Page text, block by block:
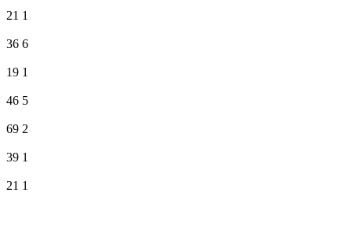
21 1
36 6
19 1
46 5
69 2
39 1
21 1